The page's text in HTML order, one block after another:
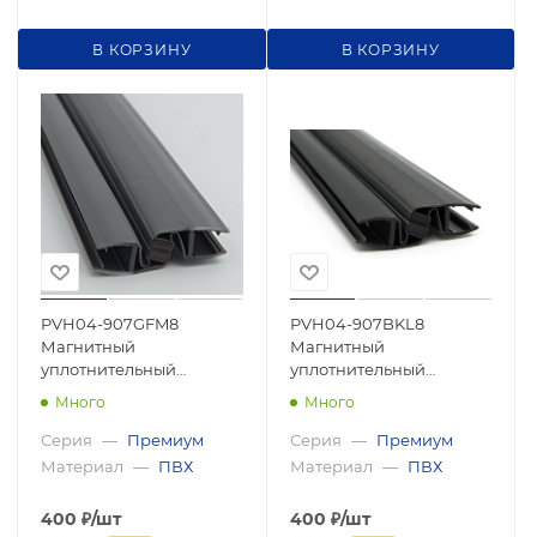
В КОРЗИНУ В КОРЗИНУ
PVH04-907GFM8
Магнитный
уплотнительный
профиль для стекла
180°, 2500мм, premium
Много
Серия — Премиум
Материал — ПВХ
400 ₽/шт
PVH04-907BKL8
Магнитный
уплотнительный
профиль для стекла 8
180°, 2500мм, premium
Много
Серия — Премиум
Материал — ПВХ
400 ₽/шт